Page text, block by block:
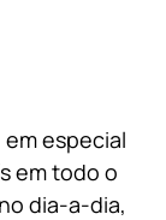
em especial
em todo o
dia-a-dia,